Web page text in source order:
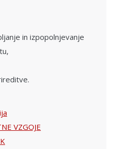
in izpopolnjevanje
VZGOJE